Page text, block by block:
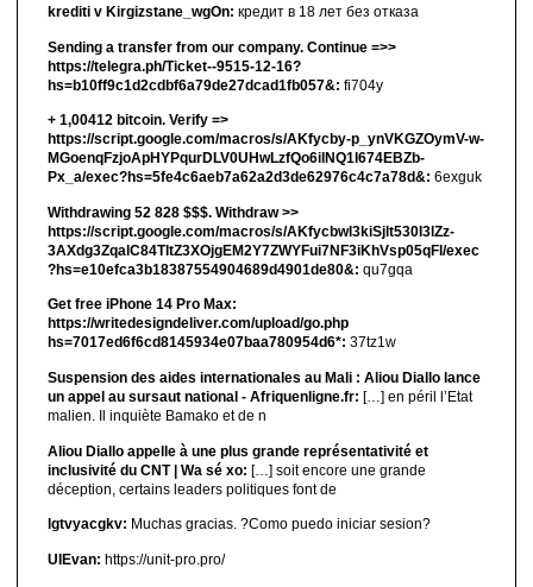
krediti v Kirgizstane_wgOn: кредит в 18 лет без отказа
Sending a transfer from our company. Continue =>>
https://telegra.ph/Ticket--9515-12-16?
hs=b10ff9c1d2cdbf6a79de27dcad1fb057&: fi704y
+ 1,00412 bitсоin. Verify =>
https://script.google.com/macros/s/AKfycby-p_ynVKGZOymV-w-
MGoenqFzjoApHYPqurDLV0UHwLzfQo6ilNQ1l674EBZb-
Px_a/exec?hs=5fe4c6aeb7a62a2d3de62976c4c7a78d&: 6exguk
Withdrawing 52 828 $$$. Withdrаw >>
https://script.google.com/macros/s/AKfycbwl3kiSjlt530I3lZz-
3AXdg3ZqalC84TltZ3XOjgEM2Y7ZWYFui7NF3iKhVsp05qFl/exec
?hs=e10efca3b18387554904689d4901de80&: qu7gqa
Get free iPhone 14 Pro Max:
https://writedesigndeliver.com/upload/go.php
hs=7017ed6f6cd8145934e07baa780954d6*: 37tz1w
Suspension des aides internationales au Mali : Aliou Diallo lance
un appel au sursaut national - Afriquenligne.fr: […] en péril l’Etat
malien. Il inquiète Bamako et de n
Aliou Diallo appelle à une plus grande représentativité et
inclusivité du CNT | Wa sé xo: […] soit encore une grande
déception, certains leaders politiques font de
lgtvyacgkv: Muchas gracias. ?Como puedo iniciar sesion?
UIEvan: https://unit-pro.pro/